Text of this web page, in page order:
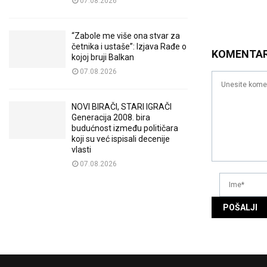
“Zabole me više ona stvar za
četnika i ustaše”: Izjava Rađe o
kojoj bruji Balkan
07.08.2026
NOVI BIRAČI, STARI IGRAČI
Generacija 2008. bira
budućnost između političara
koji su već ispisali decenije
vlasti
07.08.2026